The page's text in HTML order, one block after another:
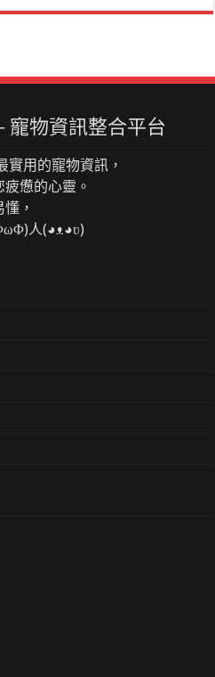
寵物資訊整合平台
實用的寵物資訊，
憊的心靈。
，
人(◕ᴥ◕ʋ)